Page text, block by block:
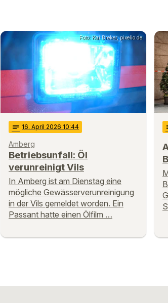
Foto: Kai Breker, pixelio.de
notes 16. April 2026 10:44
Amberg
Betriebsunfall: Öl
verunreinigt Vils
In Amberg ist am Dienstag eine
mögliche Gewässerverunreinigung
in der Vils gemeldet worden. Ein
Passant hatte einen Ölfilm …